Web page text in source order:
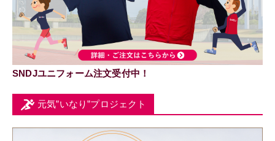
SNDJユニフォーム注文受付中！
元気”いなり”プロジェクト